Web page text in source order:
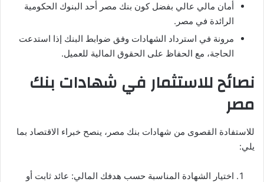
أمان مالي عالي بفضل كون بنك مصر أحد البنوك الحكومية
الرائدة في مصر.
مرونة في استرداد الشهادات وفق ضوابط البنك إذا استدعت
الحاجة، مع الحفاظ على الحقوق المالية للعميل.
نصائح للاستثمار في شهادات بنك
مصر
للاستفادة القصوى من شهادات بنك مصر، ينصح خبراء الاقتصاد بما
يلي:
اختيار الشهادة المناسبة حسب هدفك المالي: عائد ثابت أو